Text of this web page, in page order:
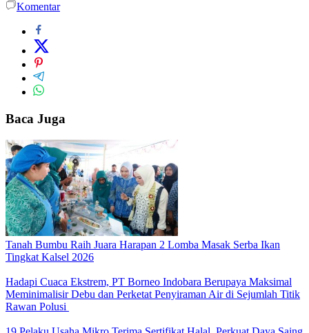
Komentar
Baca Juga
Tanah Bumbu Raih Juara Harapan 2 Lomba Masak Serba Ikan
Tingkat Kalsel 2026
Hadapi Cuaca Ekstrem, PT Borneo Indobara Berupaya Maksimal
Meminimalisir Debu dan Perketat Penyiraman Air di Sejumlah Titik
Rawan Polusi